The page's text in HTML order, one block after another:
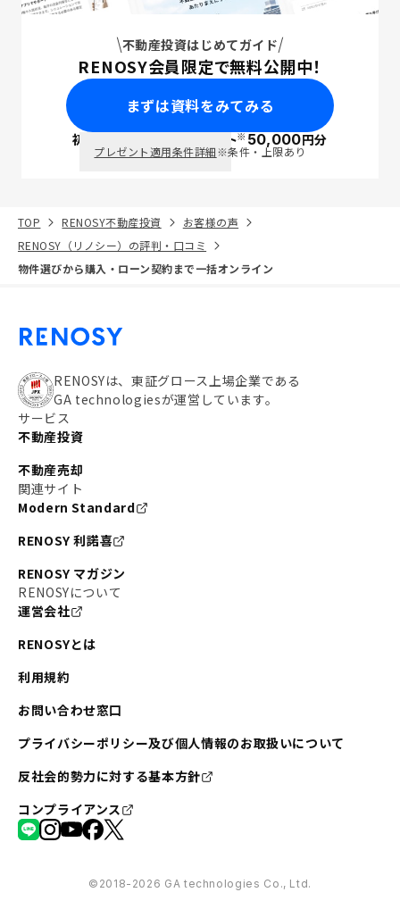
不動産投資はじめてガイド
RENOSY会員限定で無料公開中！
まずは資料をみてみる
初回面談で ポイント※50,000円分
プレゼント適用条件詳細※条件・上限あり
TOP RENOSY不動産投資
お客様の声
RENOSY（リノシー）の評判・口コミ
物件選びから購入・ローン契約まで一括オンライン
RENOSYは、東証グロース上場企業である
GA technologiesが運営しています。
サービス
不動産投資
不動産売却
関連サイト
Modern Standard
RENOSY 利諾喜
RENOSY マガジン
RENOSYについて
運営会社
RENOSYとは
利用規約
お問い合わせ窓口
プライバシーポリシー及び個人情報のお取扱いについて
反社会的勢力に対する基本方針
コンプライアンス
©︎2018-2026 GA technologies Co., Ltd.